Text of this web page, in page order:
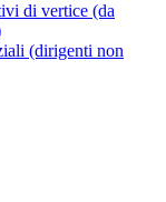
di vertice (da
(dirigenti non